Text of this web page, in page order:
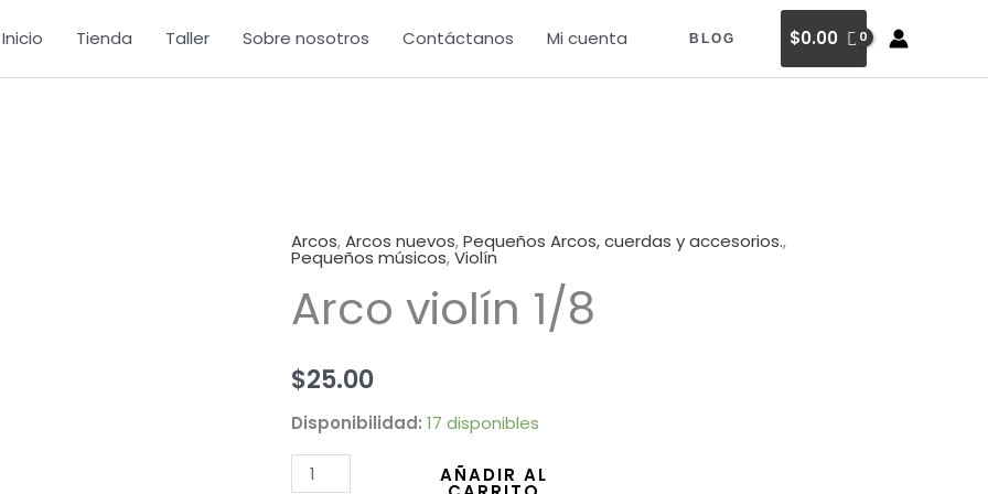
Inicio Tienda Taller Sobre nosotros Contáctanos Mi cuenta BLOG $0.00
Arcos,Arcos nuevos,Pequeños Arcos, cuerdas y accesorios.,
Pequeños músicos,Violín
Arco violín 1/8
$25.00
Disponibilidad: 17 disponibles
Arco
1/8
AÑADIR AL